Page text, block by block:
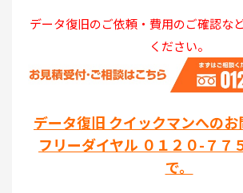
データ復旧のご依頼・費用のご確認な
ください。
データ復旧 クイックマンへの
フリーダイヤル ０１２０-７７
で。